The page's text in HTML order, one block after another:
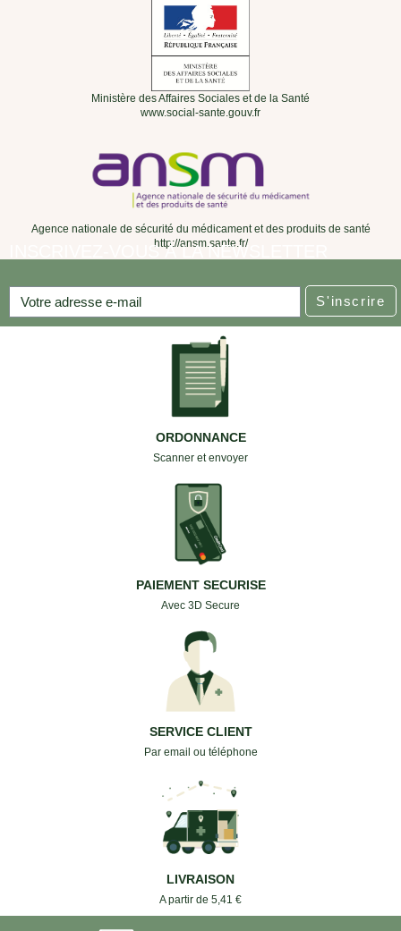
Ministère des Affaires Sociales et de la Santé
www.social-sante.gouv.fr
Agence nationale de sécurité du médicament et des produits de santé
http://ansm.sante.fr/
INSCRIVEZ-VOUS À LA NEWSLETTER
S'inscrire
ORDONNANCE
Scanner et envoyer
PAIEMENT SECURISE
Avec 3D Secure
SERVICE CLIENT
Par email ou téléphone
LIVRAISON
A partir de 5,41 €